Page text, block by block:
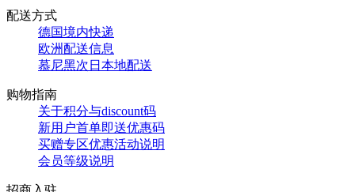
配送方式
德国境内快递
欧洲配送信息
慕尼黑次日本地配送
购物指南
关于积分与discount码
新用户首单即送优惠码
买赠专区优惠活动说明
会员等级说明